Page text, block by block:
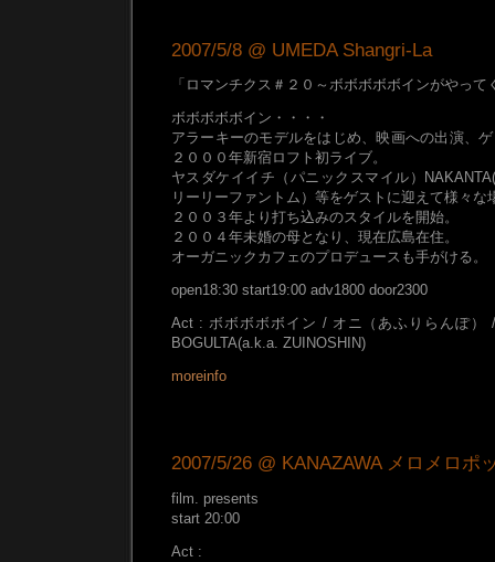
2007/5/8 @ UMEDA Shangri-La
「ロマンチクス＃２０～ボボボボボインがやって
ボボボボボイン・・・・
アラーキーのモデルをはじめ、映画への出演、
２０００年新宿ロフト初ライブ。
ヤスダケイイチ（パニックスマイル）
リーリーファントム）等をゲストに迎えて様々な
２００３年より打ち込みのスタイルを開始。
２００４年未婚の母となり、現在広島在住。
オーガニックカフェのプロデュースも手がける。
open18:30 start19:00 adv1800 door2300
Act : ボボボボボイン / オニ（あふりらんぽ）
BOGULTA(a.k.a. ZUINOSHIN)
moreinfo
2007/5/26 @ KANAZAWA メロメロポ
film. presents
start 20:00
Act :